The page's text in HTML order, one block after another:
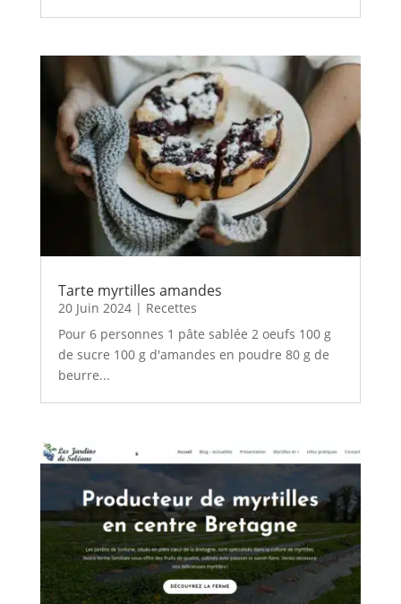
Tarte myrtilles amandes
20 Juin 2024| Recettes
Pour 6 personnes 1 pâte sablée 2 oeufs 100 g
de sucre 100 g d'amandes en poudre 80 g de
beurre...